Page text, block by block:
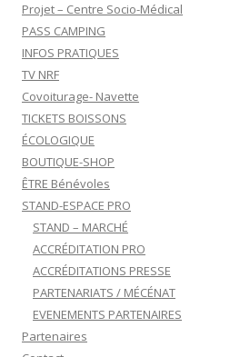
Projet – Centre Socio-Médical
PASS CAMPING
INFOS PRATIQUES
TV NRF
Covoiturage- Navette
TICKETS BOISSONS
ÉCOLOGIQUE
BOUTIQUE-SHOP
ÊTRE Bénévoles
STAND-ESPACE PRO
STAND – MARCHÉ
ACCRÉDITATION PRO
ACCRÉDITATIONS PRESSE
PARTENARIATS / MÉCÉNAT
EVENEMENTS PARTENAIRES
Partenaires